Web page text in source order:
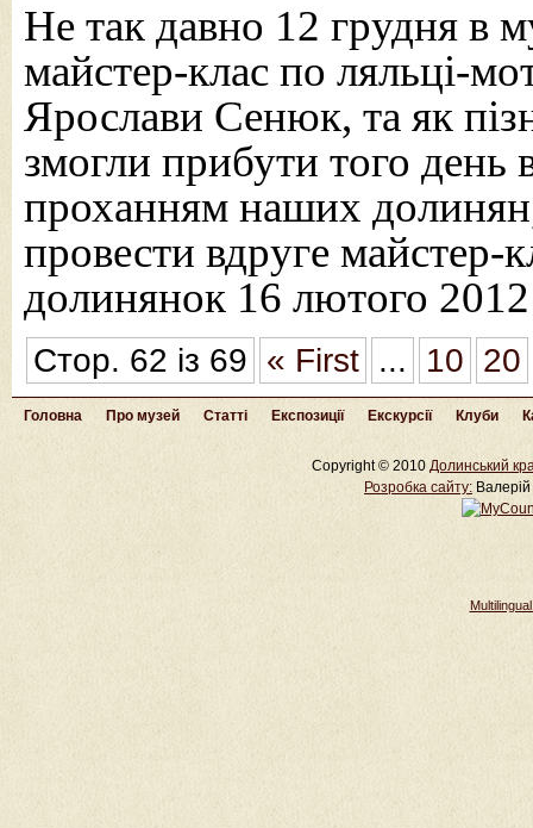
Не так давно 12 грудня в
майстер-клас по ляльці-
Ярослави Сенюк, та як
змогли прибути того день
проханням наших
провести вдруге майстер-
долинянок 16 лютого
Стор. 62 із 69 « First ... 10 20
Головна Про музей Статті Експозиції Екскурсії Клуби
Copyright © 2010 Долинський
Розробка cайту: